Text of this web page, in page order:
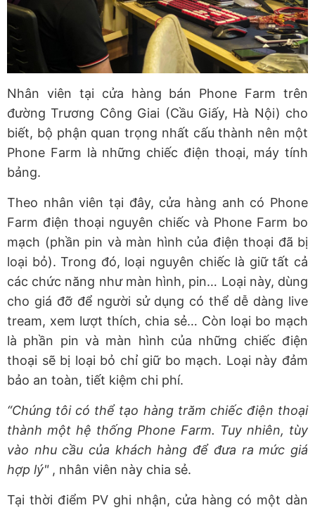
Nhân viên tại cửa hàng bán Phone Farm trên
đường Trương Công Giai (Cầu Giấy, Hà Nội) cho
biết, bộ phận quan trọng nhất cấu thành nên một
Phone Farm là những chiếc điện thoại, máy tính
bảng.
Theo nhân viên tại đây, cửa hàng anh có Phone
Farm điện thoại nguyên chiếc và Phone Farm bo
mạch (phần pin và màn hình của điện thoại đã bị
loại bỏ). Trong đó, loại nguyên chiếc là giữ tất cả
các chức năng như màn hình, pin… Loại này, dùng
cho giá đỡ để người sử dụng có thể dễ dàng live
tream, xem lượt thích, chia sẻ… Còn loại bo mạch
là phần pin và màn hình của những chiếc điện
thoại sẽ bị loại bỏ chỉ giữ bo mạch. Loại này đảm
bảo an toàn, tiết kiệm chi phí.
“Chúng tôi có thể tạo hàng trăm chiếc điện thoại
thành một hệ thống Phone Farm. Tuy nhiên, tùy
vào nhu cầu của khách hàng để đưa ra mức giá
hợp lý" , nhân viên này chia sẻ.
Tại thời điểm PV ghi nhận, cửa hàng có một dàn